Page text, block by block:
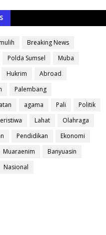
Breaking News
Polda Sumsel
Muba
Hukrim
Abroad
Palembang
agama Pali
Politik
Lahat
Olahraga
Pendidikan
Ekonomi
Muaraenim
Banyuasin
Nasional